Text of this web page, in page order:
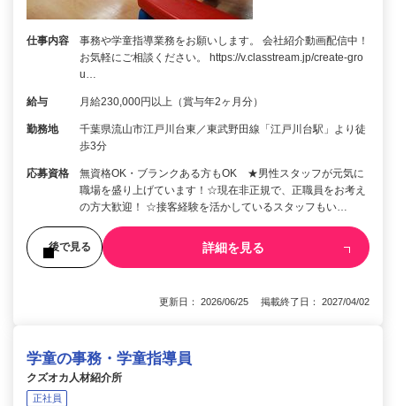
仕事内容
事務や学童指導業務をお願いします。 会社紹介動画配信中！
お気軽にご相談ください。 https://v.classtream.jp/create-gro
u…
給与 月給230,000円以上（賞与年2ヶ月分）
勤務地
千葉県流山市江戸川台東／東武野田線「江戸川台駅」より徒
歩3分
応募資格
無資格OK・ブランクある方もOK ★男性スタッフが元気に
職場を盛り上げています！☆現在非正規で、正職員をお考え
の方大歓迎！ ☆接客経験を活かしているスタッフもい…
後で見る 詳細を見る
更新日： 2026/06/25 掲載終了日： 2027/04/02
学童の事務・学童指導員
クズオカ人材紹介所
正社員